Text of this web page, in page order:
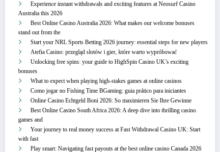
Experience instant withdrawals and exciting features at Neosurf Casino
Australia this 2026
Best Online Casino Australia 2026: What makes our welcome bonuses
stand out from the
Start your NRL Sports Betting 2026 journey: essential steps for new players
Atefia Casino: przegląd slotów i gier, które warto wypróbować
Unlocking free spins: your guide to HighSpin Casino UK’s exciting
bonuses
What to expect when playing high-stakes games at online casinos
Como jogar no Fishing Time BGaming: guia prático para iniciantes
Online Casino Echtgeld Boni 2026: So maximieren Sie Ihre Gewinne
Best Online Casino South Africa 2026: A deep dive into thrilling casino
games and
Your journey to real money success at Fast Withdrawal Casino UK: Start
with fast
Play smart: Navigating fast payouts at the best online casino Canada 2026